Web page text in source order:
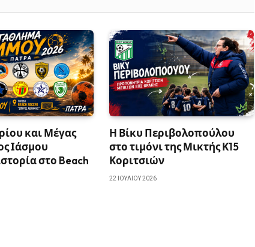
και Μέγας
Ιάσμου
στο Beach
Η Βίκυ Περιβολοπούλου
στο τιμόνι της Μικτής Κ15
Κοριτσιών
22 ΙΟΥΛΊΟΥ 2026